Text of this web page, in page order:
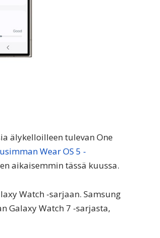
älykelloilleen tulevan One
Wear OS 5 -
aikaisemmin tässä kuussa.
Watch -sarjaan. Samsung
Galaxy Watch 7 -sarjasta,